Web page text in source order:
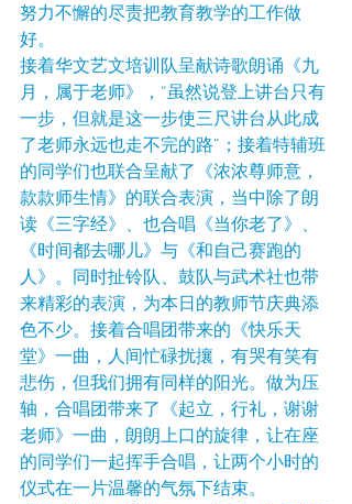
努力不懈的尽责把教育教学的工作做
好。
接着华文艺文培训队呈献诗歌朗诵《九
月，属于老师》，“虽然说登上讲台只有
一步，但就是这一步使三尺讲台从此成
了老师永远也走不完的路”；接着特辅班
的同学们也联合呈献了《浓浓尊师意，
款款师生情》的联合表演，当中除了朗
读《三字经》、也合唱《当你老了》、
《时间都去哪儿》与《和自己赛跑的
人》。同时扯铃队、鼓队与武术社也带
来精彩的表演，为本日的教师节庆典添
色不少。接着合唱团带来的《快乐天
堂》一曲，人间忙碌扰攘，有哭有笑有
悲伤，但我们拥有同样的阳光。做为压
轴，合唱团带来了《起立，行礼，谢谢
老师》一曲，朗朗上口的旋律，让在座
的同学们一起挥手合唱，让两个小时的
仪式在一片温馨的气氛下结束。